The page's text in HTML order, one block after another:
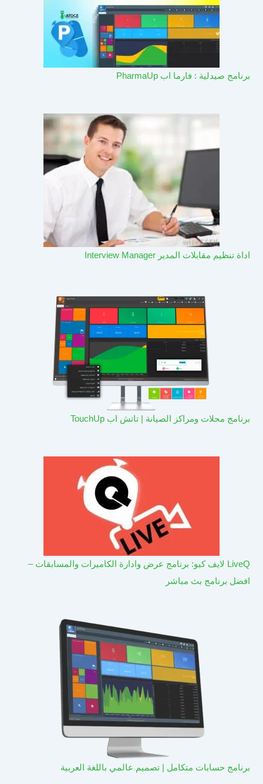
برنامج صيدلية : فارما اب PharmaUp​
اداة تنظيم مقابلات المدير Interview Manager
برنامج محلات ومراكز الصيانة | تاتش اب TouchUp
LiveQ لايف كيو: برنامج عرض وادارة الكاميرات والمسابقات –
افضل برنامج بث مباشر
برنامج حسابات متكامل | تصميم عالمي باللغة العربية